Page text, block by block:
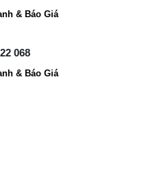
& Báo Giá
068
& Báo Giá